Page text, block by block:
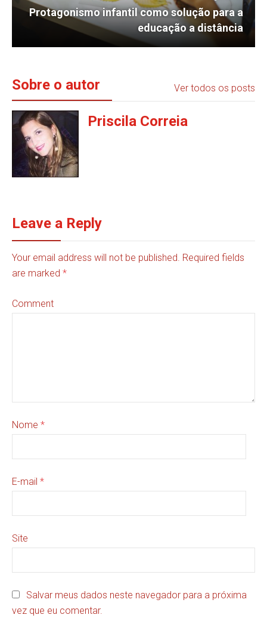
Protagonismo infantil como solução para a
educação a distância
Sobre o autor Ver todos os posts
Priscila Correia
Leave a Reply
Your email address will not be published. Required fields
are marked *
Comment
Nome *
E-mail *
Site
Salvar meus dados neste navegador para a próxima
vez que eu comentar.